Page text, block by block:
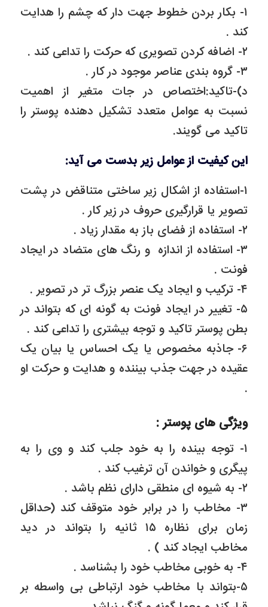
۱- بکار بردن خطوط جهت دار که چشم را هدایت
کند .
۲- اضافه کردن تصویری که حرکت را تداعی کند .
۳- گروه بندی عناصر موجود در کار .
د)-تاکید:اختصاص در جات متغیر از اهمیت
نسبت به عوامل متعدد تشکیل دهنده پوستر را
تاکید می گویند.
این کیفیت از عوامل زیر بدست می آید:
۱-استفاده از اشکال زیر ساختی متناقض در پشت
تصویر یا قرارگیری حروف در زیر کار .
۲- استفاده از فضای باز به مقدار زیاد .
۳- استفاده از اندازه و رنگ های متضاد در ایجاد
فونت .
۴- ترکیب و ایجاد یک عنصر بزرگ تر در تصویر .
۵- تغییر در ایجاد فونت به گونه ای که بتواند در
بطن پوستر تاکید و توجه بیشتری را تداعی کند .
۶- جاذبه مخصوص یا یک احساس یا بیان یک
عقیده در جهت جذب بیننده و هدایت و حرکت او
.
ویژگی های پوستر :
۱- توجه بینده را به خود جلب کند و وی را به
پیگری و خواندن آن ترغیب کند .
۲- به شیوه ای منطقی دارای نظم باشد .
۳- مخاطب را در برابر خود متوقف کند (حداقل
زمان برای نظاره ۱۵ ثانیه را بتواند در دید
مخاطب ایجاد کند ) .
۴- به خوبی مخاطب خود را بشناسد .
۵-بتواند با مخاطب خود ارتباطی بی واسطه بر